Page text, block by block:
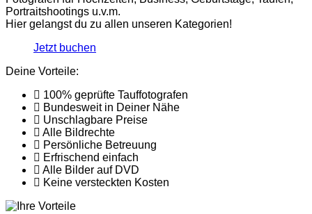
Portraitshootings u.v.m.
Hier gelangst du zu allen unseren Kategorien!
Jetzt buchen
Deine Vorteile:
100% geprüfte Tauffotografen
Bundesweit in Deiner Nähe
Unschlagbare Preise
Alle Bildrechte
Persönliche Betreuung
Erfrischend einfach
Alle Bilder auf DVD
Keine versteckten Kosten